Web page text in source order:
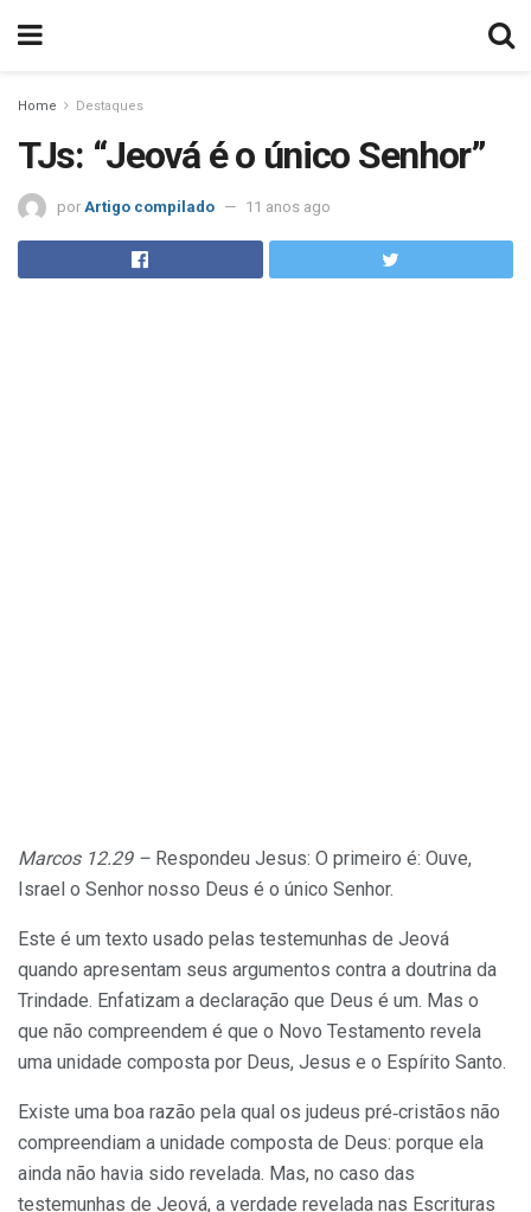
Home Destaques
TJs: “Jeová é o único Senhor”
por Artigo compilado 11 anos ago
Marcos 12.29 – Respondeu Jesus: O primeiro é: Ouve,
Israel o Senhor nosso Deus é o único Senhor.
Este é um texto usado pelas testemunhas de Jeová
quando apresentam seus argumentos contra a doutrina da
Trindade. Enfatizam a declaração que Deus é um. Mas o
que não compreendem é que o Novo Testamento revela
uma unidade composta por Deus, Jesus e o Espírito Santo.
Existe uma boa razão pela qual os judeus pré‑cristãos não
compreendiam a unidade composta de Deus: porque ela
ainda não havia sido revelada. Mas, no caso das
testemunhas de Jeová, a verdade revelada nas Escrituras